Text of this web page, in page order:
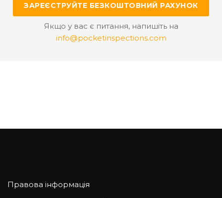
ЗАРЕЄСТРУЙТЕ БЕЗКОШТОВНИЙ РАХУНОК
Якщо у вас є питання, напишіть на
info@pocketinspections.com
Правова інформація